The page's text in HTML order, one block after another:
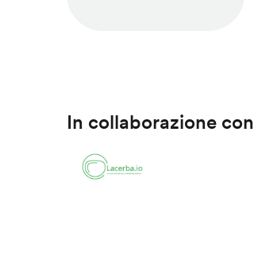
In collaborazione con